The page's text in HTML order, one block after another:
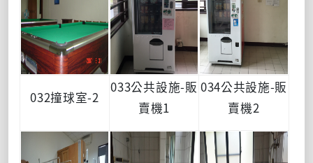
032撞球室-2
033公共設施-販
賣機1
034公共設施-販
賣機2